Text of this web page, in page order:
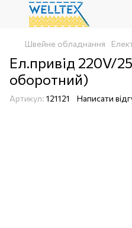
Швейне обладнання
Ел.привід 220V/
оборотний)
Артикул: 121121 Написати